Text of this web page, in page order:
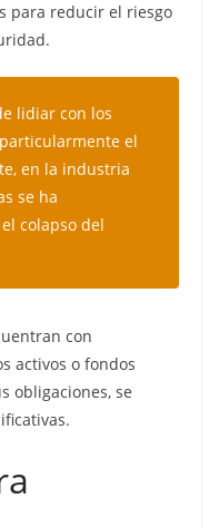
para reducir el riesgo
lidiar con los
el
en la industria
se ha
colapso del
con
activos o fondos
obligaciones, se